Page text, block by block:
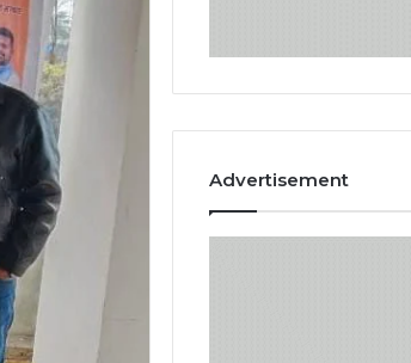
Advertisement